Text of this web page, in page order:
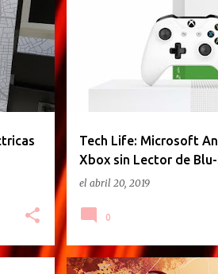
Tech Life: Microsoft
Xbox sin Lector de Blu-
el abril 20, 2019
0